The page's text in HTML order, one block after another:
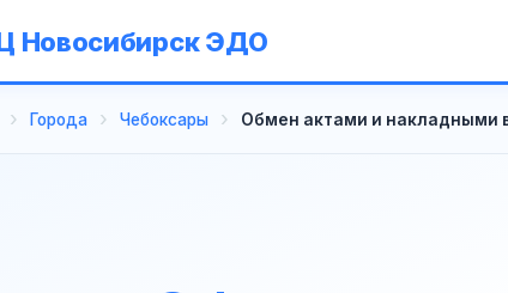
Новосибирск ЭДО
Города Чебоксары Обмен актами и накладными